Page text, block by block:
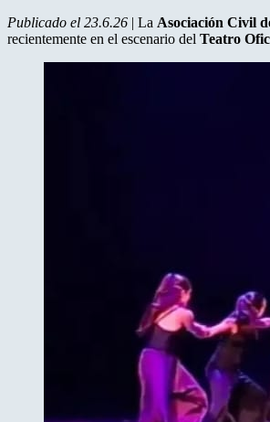
Publicado el 23.6.26 | La Asociación Civil
recientemente en el escenario del Teatro